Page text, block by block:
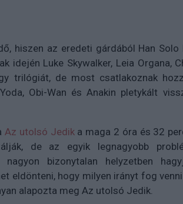
hiszen az eredeti gárdából Han Solo
idején Luke Skywalker, Leia Organa,
trilógiát, de most csatlakoznak
Obi-Wan és Anakin pletykált
Az utolsó Jedika maga 2 óra és 32
de az egyik legnagyobb
bizonytalan helyzetben
eldönteni, hogy milyen irányt fog
alapozta meg Az utolsó Jedik.